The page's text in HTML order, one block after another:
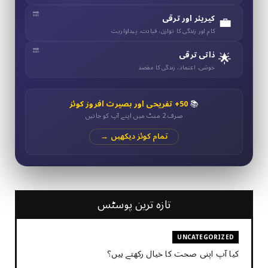
💼 کیریئر اور ترقی
کام اور زندگی کا توازن، قیادت، پیداواریت
🌟 ذاتی ترقی
خوشی، اعتماد، زندگی کا مقصد
📚50+ تفریحی اور بصیرت افروز کوئز
صرف 2 منٹ میں اپنے آپ کو جانیں
تمام کوئز دیکھیں →
تازہ ترین پوسٹس
UNCATEGORIZED
کیا آپ اپنی صحت کا خیال رکھتے ہیں؟